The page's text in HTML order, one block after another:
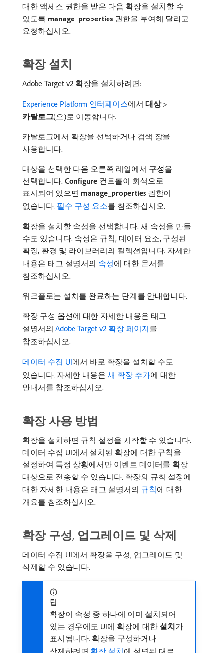
대한 액세스 권한을 받은 다음 확장을 설치할 수
있도록 manage_properties 권한을 부여해 달라고
요청하십시오.
확장 설치
Adobe Target v2 확장을 설치하려면:
Experience Platform 인터페이스에서 대상>
카탈로그(으)로 이동합니다.
카탈로그에서 확장을 선택하거나 검색 창을
사용합니다.
대상을 선택한 다음 오른쪽 레일에서 구성​을
선택합니다. Configure 컨트롤이 회색으로
표시되어 있으면 manage_properties 권한이
없습니다. 필수 구성 요소를 참조하십시오.
확장을 설치할 속성을 선택합니다. 새 속성을 만들
수도 있습니다. 속성은 규칙, 데이터 요소, 구성된
확장, 환경 및 라이브러리의 컬렉션입니다. 자세한
내용은 태그 설명서의 속성에 대한 문서를
참조하십시오.
워크플로는 설치를 완료하는 단계를 안내합니다.
확장 구성 옵션에 대한 자세한 내용은 태그
설명서의 Adobe Target v2 확장 페이지를
참조하십시오.
데이터 수집 UI에서 바로 확장을 설치할 수도
있습니다. 자세한 내용은 새 확장 추가에 대한
안내서를 참조하십시오.
확장 사용 방법
확장을 설치하면 규칙 설정을 시작할 수 있습니다.
데이터 수집 UI에서 설치된 확장에 대한 규칙을
설정하여 특정 상황에서만 이벤트 데이터를 확장
대상으로 전송할 수 있습니다. 확장의 규칙 설정에
대한 자세한 내용은 태그 설명서의 규칙에 대한
개요를 참조하십시오.
확장 구성, 업그레이드 및 삭제
데이터 수집 UI에서 확장을 구성, 업그레이드 및
삭제할 수 있습니다.
팁
확장이 속성 중 하나에 이미 설치되어
있는 경우에도 UI에 확장에 대한 설치​가
표시됩니다. 확장을 구성하거나